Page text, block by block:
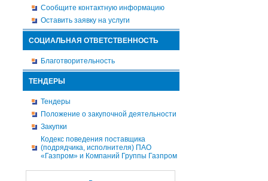
Сообщите контактную информацию
Оставить заявку на услуги
СОЦИАЛЬНАЯ ОТВЕТСТВЕННОСТЬ
Благотворительность
ТЕНДЕРЫ
Тендеры
Положение о закупочной деятельности
Закупки
Кодекс поведения поставщика
(подрядчика, исполнителя) ПАО
«Газпром» и Компаний Группы Газпром